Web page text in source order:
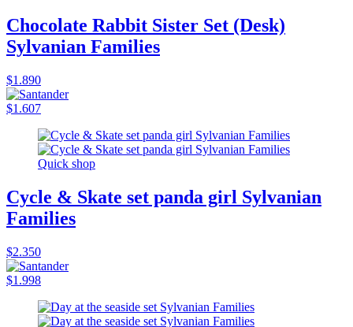
Chocolate Rabbit Sister Set (Desk)
Sylvanian Families
$1.890
$1.607
Quick shop
Cycle & Skate set panda girl Sylvanian
Families
$2.350
$1.998